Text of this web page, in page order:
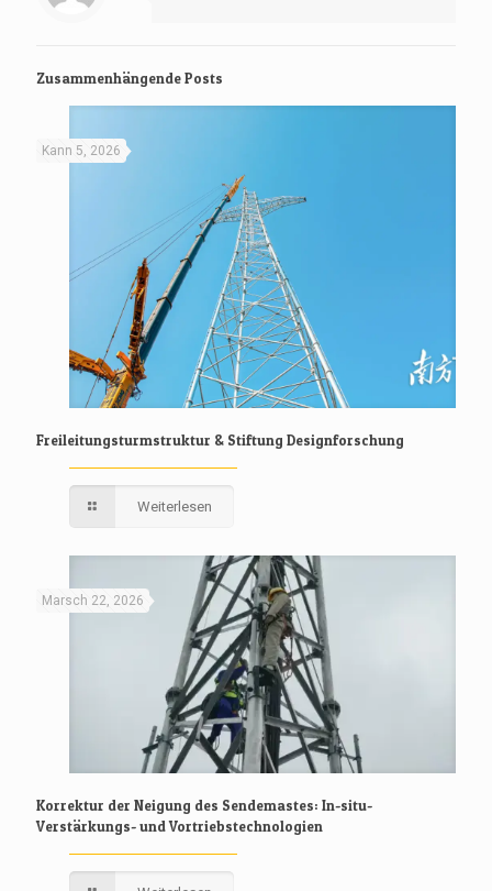
Zusammenhängende Posts
Kann 5, 2026
Freileitungsturmstruktur & Stiftung Designforschung
Weiterlesen
Marsch 22, 2026
Korrektur der Neigung des Sendemastes: In-situ-
Verstärkungs- und Vortriebstechnologien